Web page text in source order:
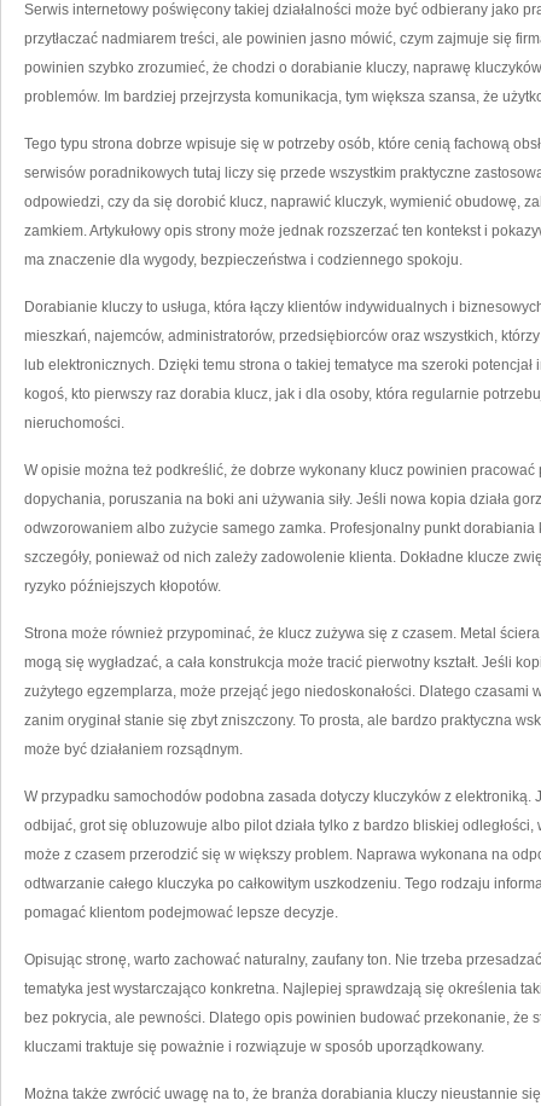
Serwis internetowy poświęcony takiej działalności może być odbierany jako
przytłaczać nadmiarem treści, ale powinien jasno mówić, czym zajmuje się
powinien szybko zrozumieć, że chodzi o dorabianie kluczy, naprawę
problemów. Im bardziej przejrzysta komunikacja, tym większa szansa, że
Tego typu strona dobrze wpisuje się w potrzeby osób, które cenią fachową
serwisów poradnikowych tutaj liczy się przede wszystkim praktyczne
odpowiedzi, czy da się dorobić klucz, naprawić kluczyk, wymienić obudowę,
zamkiem. Artykułowy opis strony może jednak rozszerzać ten kontekst i
ma znaczenie dla wygody, bezpieczeństwa i codziennego spokoju.
Dorabianie kluczy to usługa, która łączy klientów indywidualnych i
mieszkań, najemców, administratorów, przedsiębiorców oraz wszystkich,
lub elektronicznych. Dzięki temu strona o takiej tematyce ma szeroki
kogoś, kto pierwszy raz dorabia klucz, jak i dla osoby, która regularnie
nieruchomości.
W opisie można też podkreślić, że dobrze wykonany klucz powinien
dopychania, poruszania na boki ani używania siły. Jeśli nowa kopia działa
odwzorowaniem albo zużycie samego zamka. Profesjonalny punkt
szczegóły, ponieważ od nich zależy zadowolenie klienta. Dokładne klucze
ryzyko późniejszych kłopotów.
Strona może również przypominać, że klucz zużywa się z czasem. Metal
mogą się wygładzać, a cała konstrukcja może tracić pierwotny kształt. Jeśli
zużytego egzemplarza, może przejąć jego niedoskonałości. Dlatego czasami
zanim oryginał stanie się zbyt zniszczony. To prosta, ale bardzo praktyczna
może być działaniem rozsądnym.
W przypadku samochodów podobna zasada dotyczy kluczyków z elektroniką.
odbijać, grot się obluzowuje albo pilot działa tylko z bardzo bliskiej
może z czasem przerodzić się w większy problem. Naprawa wykonana na
odtwarzanie całego kluczyka po całkowitym uszkodzeniu. Tego rodzaju
pomagać klientom podejmować lepsze decyzje.
Opisując stronę, warto zachować naturalny, zaufany ton. Nie trzeba
tematyka jest wystarczająco konkretna. Najlepiej sprawdzają się określenia
bez pokrycia, ale pewności. Dlatego opis powinien budować przekonanie, że
kluczami traktuje się poważnie i rozwiązuje w sposób uporządkowany.
Można także zwrócić uwagę na to, że branża dorabiania kluczy nieustannie